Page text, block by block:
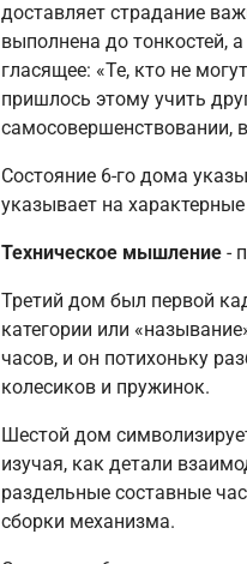
доставляет страдание
выполнена до тонкостей,
гласящее: «Те, кто не
пришлось этому учить
самосовершенствовании,
Состояние 6-го дома
указывает на
Техническое мышление -
Третий дом был первой
категории или
часов, и он потихоньку
колесиков и пружинок.
Шестой дом
изучая, как детали
раздельные составные
сборки механизма.